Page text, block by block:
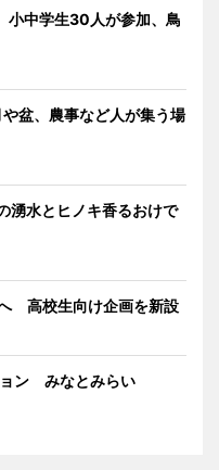
中学生30人が参加、鳥
盆、農事など人が集う場
水とヒノキ香るおけで
高校生向け企画を新設
ョン みなとみらい